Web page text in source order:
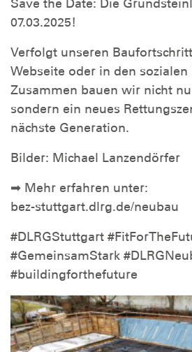
Save the Date: Die
07.03.2025!
Verfolgt unseren
Webseite oder in den sozialen
Zusammen bauen wir nicht
sondern ein neues
nächste Generation.
Bilder: Michael Lanzendörfer
➡ Mehr erfahren unter:
bez-stuttgart.dlrg.de/neubau
#DLRGStuttgart
#GemeinsamStark
#buildingforthefuture